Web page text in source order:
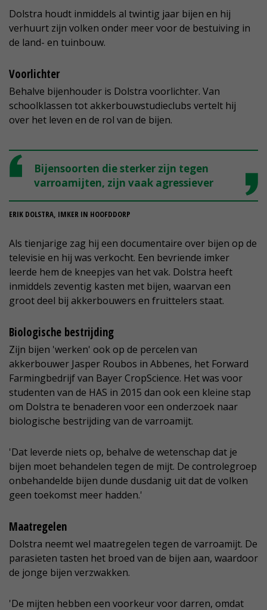
Dolstra houdt inmiddels al twintig jaar bijen en hij
verhuurt zijn volken onder meer voor de bestuiving in
de land- en tuinbouw.
Voorlichter
Behalve bijenhouder is Dolstra voorlichter. Van
schoolklassen tot akkerbouwstudieclubs vertelt hij
over het leven en de rol van de bijen.
Bijensoorten die sterker zijn tegen
varroamijten, zijn vaak agressiever
ERIK DOLSTRA, IMKER IN HOOFDDORP
Als tienjarige zag hij een documentaire over bijen op de
televisie en hij was verkocht. Een bevriende imker
leerde hem de kneepjes van het vak. Dolstra heeft
inmiddels zeventig kasten met bijen, waarvan een
groot deel bij akkerbouwers en fruittelers staat.
Biologische bestrijding
Zijn bijen 'werken' ook op de percelen van
akkerbouwer Jasper Roubos in Abbenes, het Forward
Farmingbedrijf van Bayer CropScience. Het was voor
studenten van de HAS in 2015 dan ook een kleine stap
om Dolstra te benaderen voor een onderzoek naar
biologische bestrijding van de varroamijt.
'Dat leverde niets op, behalve de wetenschap dat je
bijen moet behandelen tegen de mijt. De controlegroep
onbehandelde bijen dunde dusdanig uit dat de volken
geen toekomst meer hadden.'
Maatregelen
Dolstra neemt wel maatregelen tegen de varroamijt. De
parasieten tasten het broed van de bijen aan, waardoor
de jonge bijen verzwakken.
'De mijten hebben een voorkeur voor darren, omdat